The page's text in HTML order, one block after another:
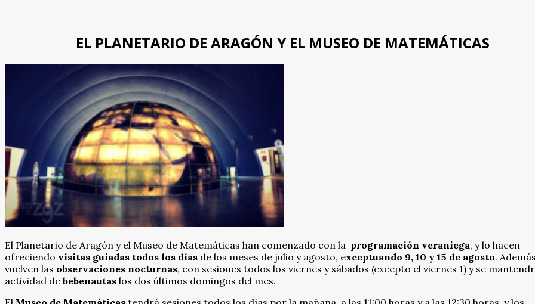
EL PLANETARIO DE ARAGÓN Y EL MUSEO DE MATEMÁTICAS
El Planetario de Aragón y el Museo de Matemáticas han comenzado con la programación veraniega, y lo hacen
ofreciendo visitas guiadas todos los días de los meses de julio y agosto, exceptuando 9, 10 y 15 de agosto.
vuelven las observaciones nocturnas, con sesiones todos los viernes y sábados (excepto el viernes 1) y se
actividad de bebenautas los dos últimos domingos del mes.